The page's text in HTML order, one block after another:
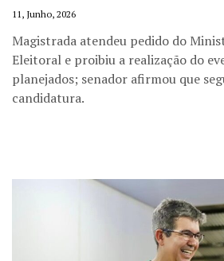
11, Junho, 2026
Magistrada atendeu pedido do
Eleitoral e proibiu a realização do
planejados; senador afirmou que
candidatura.